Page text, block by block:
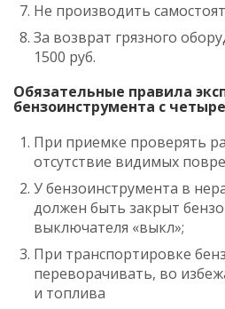
Не производить
За возврат грязного
1500 руб.
Обязательные правила
бензоинструмента c
При приемке проверять
отсутствие видимых
У бензоинструмента в
должен быть закрыт
выключателя «выкл»;
При транспортировке
переворачивать, во
и топлива